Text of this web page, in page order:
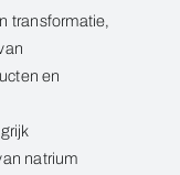
transformatie,
en
natrium